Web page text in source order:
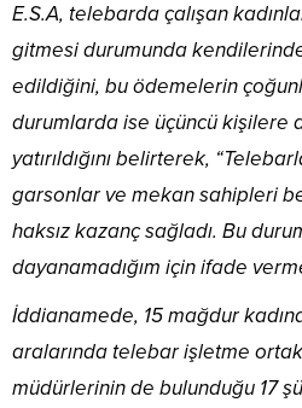
E.S.A, telebarda çalışan
gitmesi durumunda
edildiğini, bu ödemelerin
durumlarda ise üçüncü kişilere
yatırıldığını belirterek,
garsonlar ve mekan sahipleri
haksız kazanç sağladı. Bu
dayanamadığım için ifade
İddianamede, 15 mağdur
aralarında telebar işletme
müdürlerinin de bulunduğu 17